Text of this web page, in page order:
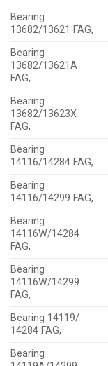
Bearing
13682/13621 FAG,
Bearing
13682/13621A
FAG,
Bearing
13682/13623X
FAG,
Bearing
14116/14284 FAG,
Bearing
14116/14299 FAG,
Bearing
14116W/14284
FAG,
Bearing
14116W/14299
FAG,
Bearing 14119/
14284 FAG,
Bearing